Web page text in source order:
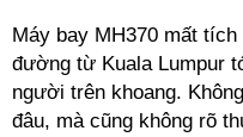
Máy bay MH370 mất
đường từ Kuala Lumpur
người trên khoang.
đâu, mà cũng không rõ